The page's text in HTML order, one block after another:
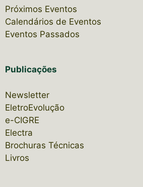
Próximos Eventos
Calendários de Eventos
Eventos Passados
Publicações
Newsletter
EletroEvolução
e-CIGRE
Electra
Brochuras Técnicas
Livros